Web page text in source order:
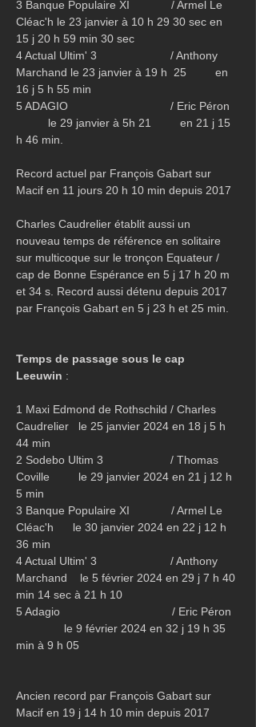
3 Banque Populaire XI             / Armel Le
Cléac'h le 23 janvier à 10 h 29 30 sec en
15 j 20 h 59 min 30 sec
4 Actual Ultim' 3                       / Anthony
Marchand le 23 janvier à 19 h  25         en
16 j 5 h 55 min
5 ADAGIO                                / Eric Péron
          le 29 janvier à 5h 21         en 21 j 15
h 46 min.
Record actuel par François Gabart sur
Macif en 11 jours 20 h 10 min depuis 2017
Charles Caudrelier établit aussi un
nouveau temps de référence en solitaire
sur multicoque sur le tronçon Equateur /
cap de Bonne Espérance en 5 j 17 h 20 m
et 34 s. Record aussi détenu depuis 2017
par François Gabart en 5 j 23 h et 25 min.
Temps de passage sous le cap
Leeuwin :
1 Maxi Edmond de Rothschild / Charles
Caudrelier   le 25 janvier 2024 en 18 j 5 h
44 min
2 Sodebo Ultim 3                     / Thomas
Coville         le 29 janvier 2024 en 21 j 12 h
5 min
3 Banque Populaire XI             / Armel Le
Cléac'h      le 30 janvier 2024 en 22 j 12 h
36 min
4 Actual Ultim' 3                       / Anthony
Marchand    le 5 février 2024 en 29 j 7 h 40
min 14 sec à 21 h 10
5 Adagio                                   / Eric Péron
               le 9 février 2024 en 32 j 19 h 35
min à 9 h 05
Ancien record par François Gabart sur
Macif en 19 j 14 h 10 min depuis 2017